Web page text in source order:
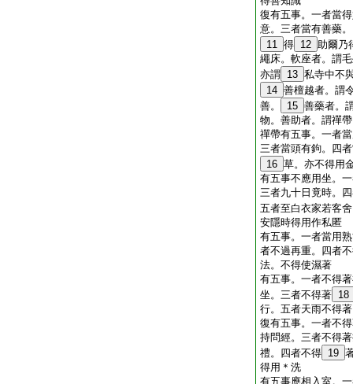
復有五事。一者當
意。三者當有善藥
11 得 12 助爾乃
繩床。軟座者。謂
亦謂 13 私寺中不
14 善檀越者。謂
善。
15 善藥者。
物。善助者。謂禪帶
禪帶有五事。一者
三者當頭有鉤。四
16 草。亦不得用
有五事不應用坐。
三者九十日竟時。
五者至白衣家若客
安隱時得用作私匿
有五事。一者當用
者不過再重。四者
法。不得使濕著
有五事。一者不得
坐。三者不得著 18
行。五者天雨不得
復有五事。一者不
持問經。三者不得
禮。四者不得 19
得用＊洗
有五事應相入室。